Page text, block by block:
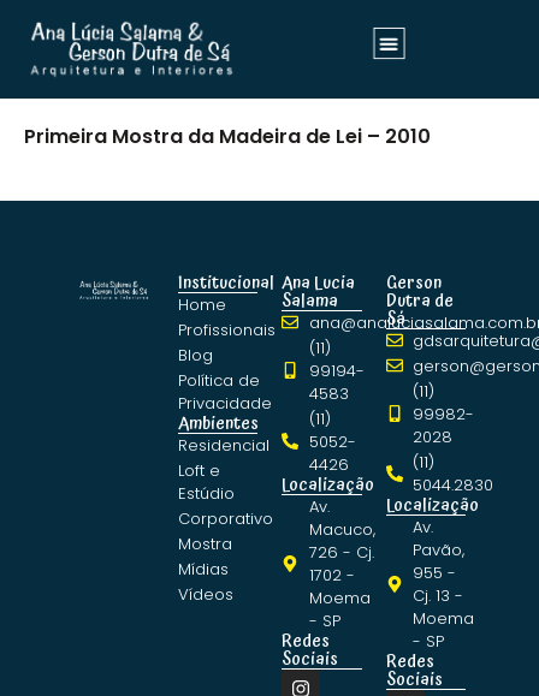
Primeira Mostra da Madeira de Lei – 2010
Institucional
Home
Profissionais
Blog
Política de
Privacidade
Ambientes
Residencial
Loft e
Estúdio
Corporativo
Mostra
Mídias
Vídeos
Ana Lucia
Salama
(11)
99194-
4583
(11)
5052-
4426
Localização
Av.
Macuco,
726 - Cj.
1702 -
Moema
- SP
Redes
Sociais
Gerson
Dutra de
Sá
(11)
99982-
2028
(11)
5044.2830
Localização
Av.
Pavão,
955 -
Cj. 13 -
Moema
- SP
Redes
Sociais